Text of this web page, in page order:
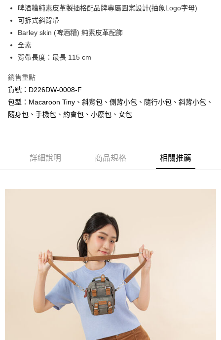
Google Pay
AFTEE先享後付
相關說明
【關於「AFTEE先享後付」】
AFTEE先享後付是「在收到商品之後才付款」的支付方式。 讓您購物簡單
１．簡單：不需註冊會員、不需綁卡、不需儲值。
２．便利：只要手機號碼，簡訊認證，即可結帳。
【「AFTEE先享後付」結帳流程】
ATM／網路銀行／等多元方式進行付款，方視為交易完成。
※ 請注意：結帳手續完成當下不需立刻繳費，但若您需要取消訂單，請聯絡
https://netprotections.freshdesk.com/support/home
１．透過由恩沛科技股份有限公司提供之「AFTEE先享後付」服務完成之交
易，需依本服務之必要範圍內提供個人資料，並將交易相關給付款項請求債
權轉讓予恩沛科技股份有限公司。
２．關於個人資料處理事宜，請瀏覽以下網址：
https://aftee.tw/terms/#terms3
３．未成年的使用者請事先徵得法定代理人或監護人之同意方可使用
「AFTEE先享後付」，若未經同意申辦者引起之損失，本公司不負相關責
４．使用「AFTEE先享後付」時，將依據個別帳號之用戶狀況，依本公司即
時審查核予不同之上限額度；若仍有額度不足之情形，本公司將視審查結果
５．嚴禁一人註冊多個帳號或使用他人資訊註冊。若發現惡意使用之情形，
ATM付款
全家取貨付款
每筆NT$60，滿NT$1,000(含以上)免運費
萊爾富取貨付款
每筆NT$60，滿NT$1,000(含以上)免運費
付款後7-11取貨
每筆NT$60，滿NT$1,000(含以上)免運費
每筆NT$150，滿NT$1,000(含以上)免運費
啤酒糟純素皮革製插格配品牌專屬圖案設計(抽象Logo字母)
可拆式斜背帶
Barley skin (啤酒糟) 純素皮革配飾
全素
背帶長度：最長 115 cm
銷售重點
貨號：D226DW-0008-F
包型：Macaroon Tiny、斜背包、側背小包、隨行小包、斜背小包、
隨身包、手機包、約會包、小廢包、女包
詳細說明 商品規格 相關推薦